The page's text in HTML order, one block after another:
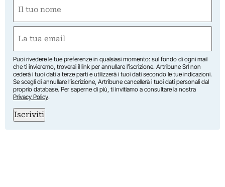
(Obbligatorio)
Nome
(Obbligatorio)
Puoi rivedere le tue preferenze in qualsiasi momento: sul fondo di ogni mail
che ti invieremo, troverai il link per annullare l’iscrizione. Artribune Srl non
cederà i tuoi dati a terze parti e utilizzerà i tuoi dati secondo le tue indicazioni.
Se scegli di annullare l’iscrizione, Artribune cancellerà i tuoi dati personali dal
proprio database. Per saperne di più, ti invitiamo a consultare la nostra
Privacy Policy.
Iscriviti